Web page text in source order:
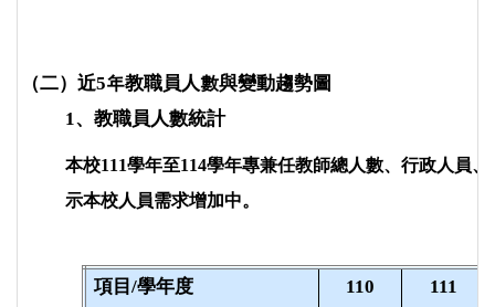
（二）近5年教職員人數與變動趨勢圖
1、教職員人數統計
本校111學年至114學年專兼任教師總人數、行政人員
示本校人員需求增加中。
項目/學年度 110 111